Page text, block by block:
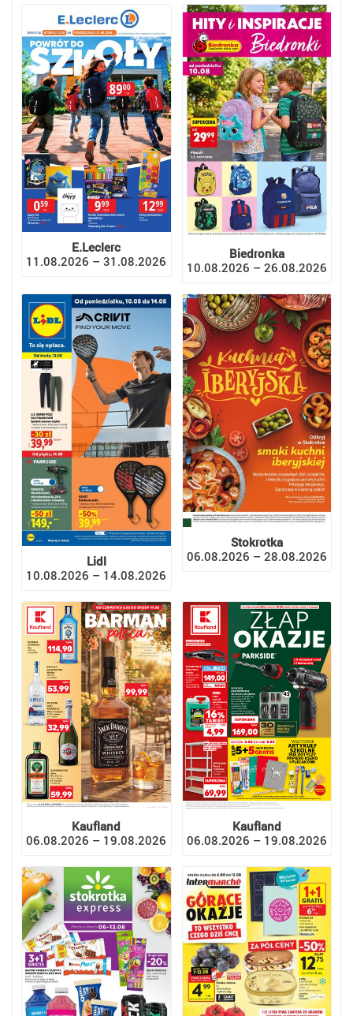
E.Leclerc
11.08.2026 – 31.08.2026
Biedronka
10.08.2026 – 26.08.2026
Lidl
10.08.2026 – 14.08.2026
Stokrotka
06.08.2026 – 28.08.2026
Kaufland
06.08.2026 – 19.08.2026
Kaufland
06.08.2026 – 19.08.2026